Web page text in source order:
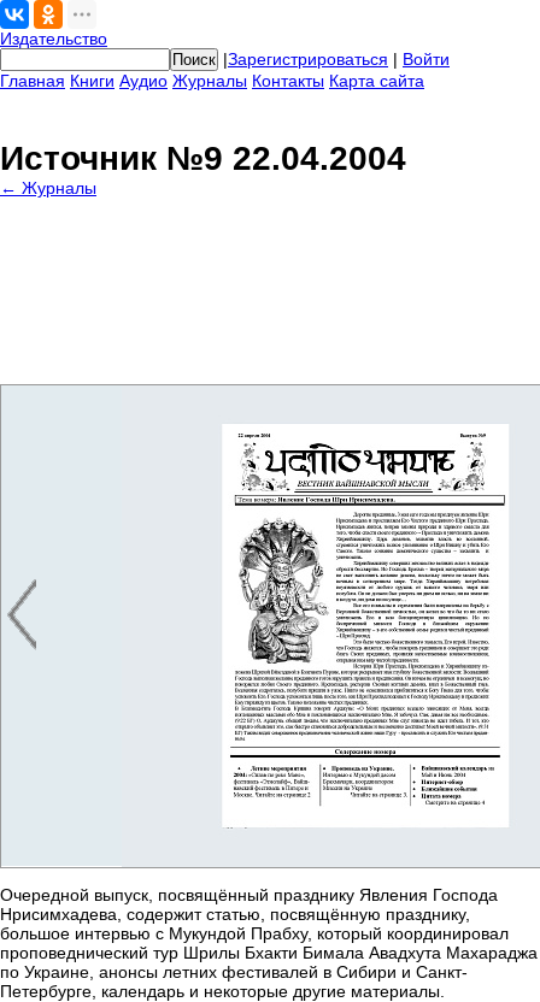
Издательство
|Зарегистрироваться | Войти
Главная Книги Аудио Журналы Контакты Карта сайта
Источник №9 22.04.2004
← Журналы
Временно нет в наличии
Очередной выпуск, посвящённый празднику Явления Господа
Нрисимхадева, содержит статью, посвящённую празднику,
большое интервью с Мукундой Прабху, который координировал
проповеднический тур Шрилы Бхакти Бимала Авадхута Махараджа
по Украине, анонсы летних фестивалей в Сибири и Санкт-
Петербурге, календарь и некоторые другие материалы.